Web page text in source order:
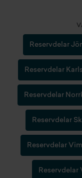
Reservdelar
Reservdelar
Reservdelar
Reservdelar
Reservdelar
Reservdelar